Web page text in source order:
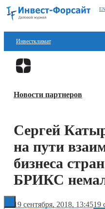
Инвестклимат
Финансы
Блокчейн
Технологии
ESG
Книги
Новости партнеров
Сергей
на пути
бизнеса
БРИКС
19 сентября, 2018, 13:4519